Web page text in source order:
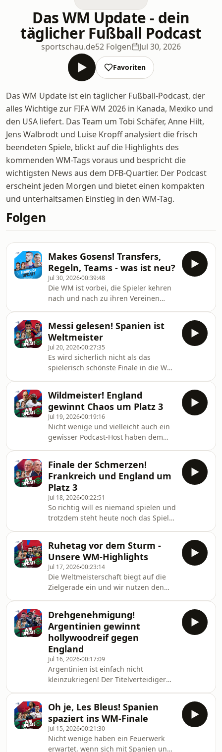
Das WM Update - dein
täglicher Fußball Podcast
sportschau.de52 Folgen Jul 30, 2026
Favoriten
Das WM Update ist ein täglicher Fußball-Podcast, der
alles Wichtige zur FIFA WM 2026 in Kanada, Mexiko und
den USA liefert. Das Team um Tobi Schäfer, Anne Hilt,
Jens Walbrodt und Luise Kropff analysiert die frisch
beendeten Spiele, blickt auf die Highlights des
kommenden WM-Tags voraus und bespricht die
wichtigsten News aus dem DFB-Quartier. Der Podcast
erscheint jeden Morgen und bietet einen kompakten
und unterhaltsamen Einstieg in den WM-Tag.
Folgen
Makes Gosens! Transfers,
Regeln, Teams - was ist neu?
Jul 30, 202600:39:48
Die WM ist vorbei, die Spieler kehren
nach und nach zu ihren Vereinen
die Kaderplaner sind fleißig am
Basteln. Einige Transfers sind schon
bekannt, einige Gerüchte sind auch
auf dem Markt und ein bisschen
träumen darf man auch. Anne Hilt
und Jens Walbrodt besprechen,
welche Transfers sie gut finden, bei
welchen Gerüchten sie sich
Messi gelesen! Spanien ist
Weltmeister
Jul 20, 202600:27:35
Es wird sicherlich nicht als das
spielerisch schönste Finale in die WM-
Argentinien hat in jedem Fall
Spannung und Dramatik geboten. Am
Ende schafft es Spanien, die
Argentinier nach 120 Minuten
drückender Überlegenheit
niederzuringen. Ferran Torres sorgt
nach Vorbereitung von Nico Williams
für den einzigen Treffer des Abends.
Und so darf d
Wildmeister! England
gewinnt Chaos um Platz 3
Jul 19, 202600:19:16
Nicht wenige und vielleicht auch ein
gewisser Podcast-Host haben dem
und Frankreich haben aber ein
Spektakel geboten. Nach zwei
komplett unterschiedlichen
Halbzeiten endet das Spiel 6:4 und
die „Three Lions“ holen sich die
Bronzemedaille. Thomas Tuchel und
Co. haben nach der großen
Enttäuschung also noch ein
Erfolgserlebnis.&nbsp
Finale der Schmerzen!
Frankreich und England um
Platz 3
Jul 18, 202600:22:51
So richtig will es niemand spielen und
trotzdem steht heute noch das Spiel
England treffen nach ihren Halbfinal-
Niederlagen aufeinander und wollen
sich zumindest mit einem
Erfolgserlebnis von diesem Turnier
verabschieden.Für Frankreich endet
mit der Partie eine Ära:
Nationaltrainer Didier Deschamps
steht zum letzten Mal an der Seitenlin
Ruhetag vor dem Sturm -
Unsere WM-Highlights
Jul 17, 202600:23:14
Die Weltmeisterschaft biegt auf die
Zielgerade ein und wir nutzen den
vergangenen sechs Wochen zurück:
auf sportliche Highlights, emotionale
Momente und all die kleinen
Geschichten, die dieses Turnier
besonders gemacht haben. Was ist
von der ersten WM im neuen XXL-
Format in Erinnerung geblieben?
Welche Momente werden unverges
Drehgenehmigung!
Argentinien gewinnt
hollywoodreif gegen
England
Jul 16, 202600:17:09
Argentinien ist einfach nicht
kleinzukriegen! Der Titelverteidiger
zieht nach einem umkämpften 2:1-
Sieg ins Finale ein. In Atlanta liefert
das Team um Superstar Lionel Messi
eine furiose Schlussphase ab und
Oh je, Les Bleus! Spanien
spaziert ins WM-Finale
Jul 15, 202600:21:30
Nicht wenige haben ein Feuerwerk
erwartet, wenn sich mit Spanien und